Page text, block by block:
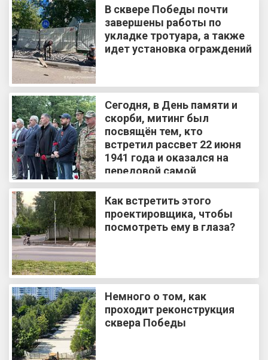
В сквере Победы почти
завершены работы по
укладке тротуара, а также
идет установка ограждений
Сегодня, в День памяти и
скорби, митинг был
посвящён тем, кто
встретил рассвет 22 июня
1941 года и оказался на
передовой самой
кровопролитной войны в
истории человечества
Как встретить этого
проектировщика, чтобы
посмотреть ему в глаза?
Немного о том, как
проходит реконструкция
сквера Победы